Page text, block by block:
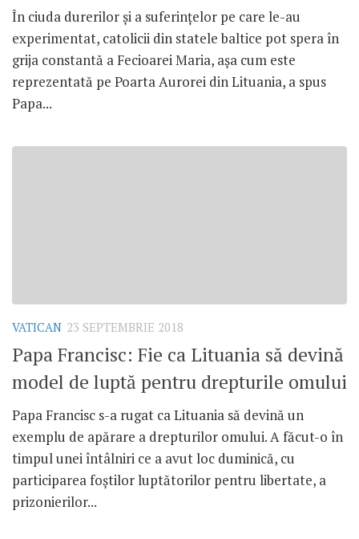
În ciuda durerilor și a suferințelor pe care le-au
experimentat, catolicii din statele baltice pot spera în
grija constantă a Fecioarei Maria, așa cum este
reprezentată pe Poarta Aurorei din Lituania, a spus
Papa...
VATICAN 23 SEPTEMBRIE 2018
Papa Francisc: Fie ca Lituania să devină
model de luptă pentru drepturile omului
Papa Francisc s-a rugat ca Lituania să devină un
exemplu de apărare a drepturilor omului. A făcut-o în
timpul unei întâlniri ce a avut loc duminică, cu
participarea foștilor luptătorilor pentru libertate, a
prizonierilor...